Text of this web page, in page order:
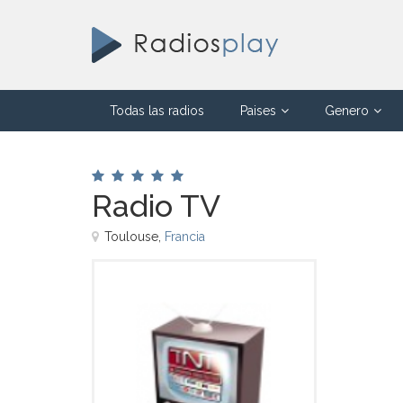
Todas las radios Paises Genero
Radio TV
Toulouse, Francia